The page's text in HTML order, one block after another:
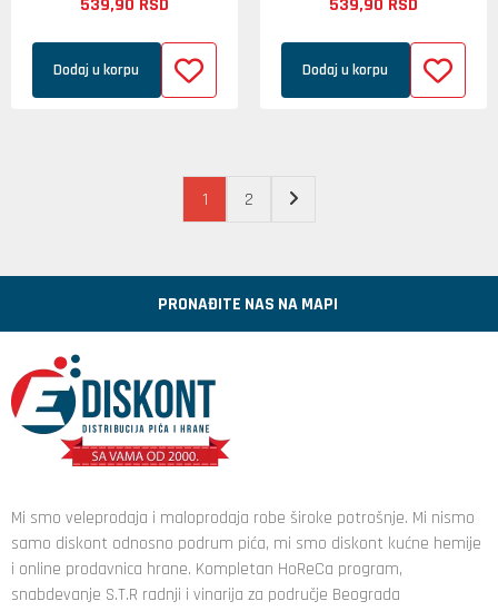
539,90 RSD
Dodaj u korpu
539,90 RSD
Dodaj u korpu
1 2
PRONAĐITE NAS NA MAPI
Mi smo veleprodaja i maloprodaja robe široke potrošnje. Mi nismo
samo diskont odnosno podrum pića, mi smo diskont kućne hemije
i online prodavnica hrane. Kompletan HoReCa program,
snabdevanje S.T.R radnji i vinarija za područje Beograda